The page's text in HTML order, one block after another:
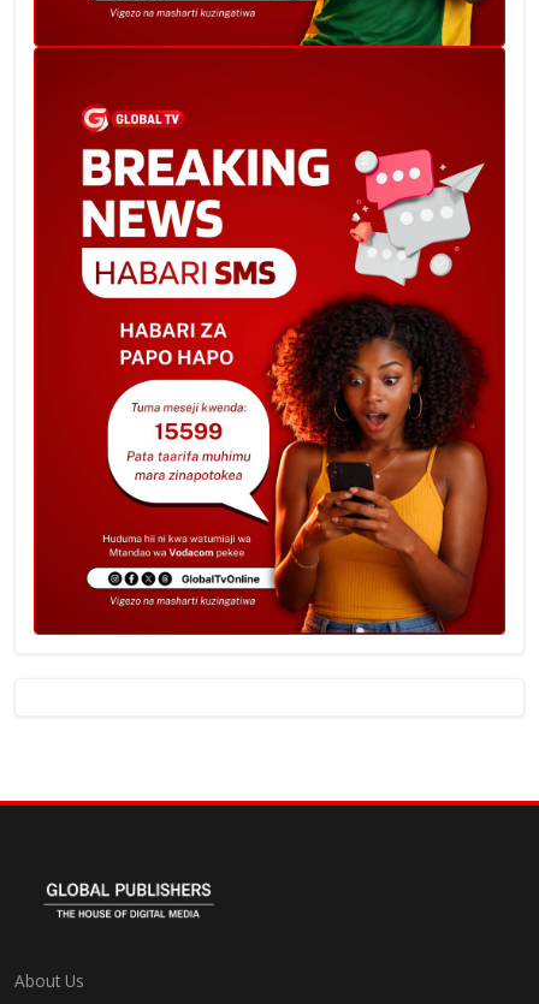
About Us